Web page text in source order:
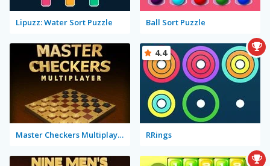
Lipuzz: Water Sort Puzzle Ball Sort Puzzle
Master Checkers Multiplayer RRings
4.4